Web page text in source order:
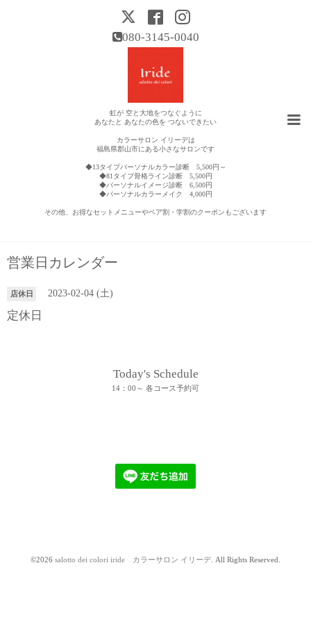
080-3145-0040
虹が 空と大地をつなぐように
あなたと あなたの色を つないできたい
カラーサロン イリーデは
福島県郡山市にある小さなサロンです
◆13タイプパーソナルカラー診断 5,500円～
◆81タイプ骨格ライン診断 5,500円
◆パーソナルイメージ診断 6,500円
◆パーソナルカラーメイク 4,000円
その他、お得なセットメニューやペア割・学割のクーポンもございます
営業日カレンダー
店休日 2023-02-04 (土)
定休日
Today's Schedule
14：00～ 各コース予約可
©2026 salotto dei colori iride カラーサロン イリーデ. All Rights Reserved.